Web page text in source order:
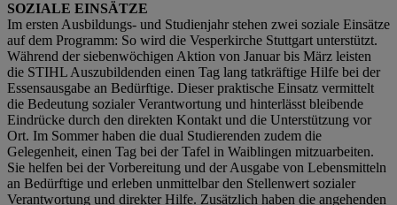
SOZIALE EINSÄTZE
Im ersten Ausbildungs- und Studienjahr stehen zwei soziale Einsätze
auf dem Programm: So wird die Vesperkirche Stuttgart unterstützt.
Während der siebenwöchigen Aktion von Januar bis März leisten
die STIHL Auszubildenden einen Tag lang tatkräftige Hilfe bei der
Essensausgabe an Bedürftige. Dieser praktische Einsatz vermittelt
die Bedeutung sozialer Verantwortung und hinterlässt bleibende
Eindrücke durch den direkten Kontakt und die Unterstützung vor
Ort. Im Sommer haben die dual Studierenden zudem die
Gelegenheit, einen Tag bei der Tafel in Waiblingen mitzuarbeiten.
Sie helfen bei der Vorbereitung und der Ausgabe von Lebensmitteln
an Bedürftige und erleben unmittelbar den Stellenwert sozialer
Verantwortung und direkter Hilfe. Zusätzlich haben die angehenden